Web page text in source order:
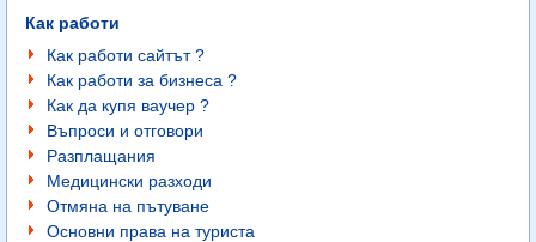
Как работи
Как работи сайтът ?
Как работи за бизнеса ?
Как да купя ваучер ?
Въпроси и отговори
Разплащания
Медицински разходи
Отмяна на пътуване
Основни права на туриста